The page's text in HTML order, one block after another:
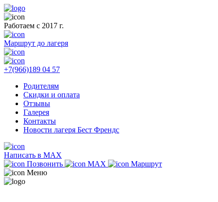
Работаем с 2017 г.
Маршрут до лагеря
+7(966)189 04 57
Родителям
Скидки и оплата
Отзывы
Галерея
Контакты
Новости лагеря Бест Френдс
Написать в MAX
Позвонить
MAX
Маршрут
Меню